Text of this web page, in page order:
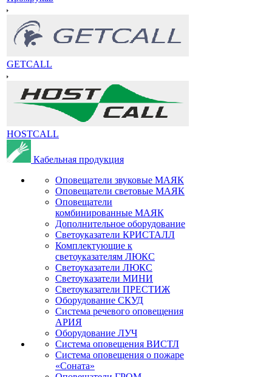
GETCALL
HOSTCALL
Кабельная продукция
Оповещатели звуковые МАЯК
Оповещатели световые МАЯК
Оповещатели
комбинированные МАЯК
Дополнительное оборудование
Светоуказатели КРИСТАЛЛ
Комплектующие к
светоуказателям ЛЮКС
Светоуказатели ЛЮКС
Светоуказатели МИНИ
Светоуказатели ПРЕСТИЖ
Оборудование СКУД
Система речевого оповещения
АРИЯ
Оборудование ЛУЧ
Система оповещения ВИСТЛ
Система оповещения о пожаре
«Соната»